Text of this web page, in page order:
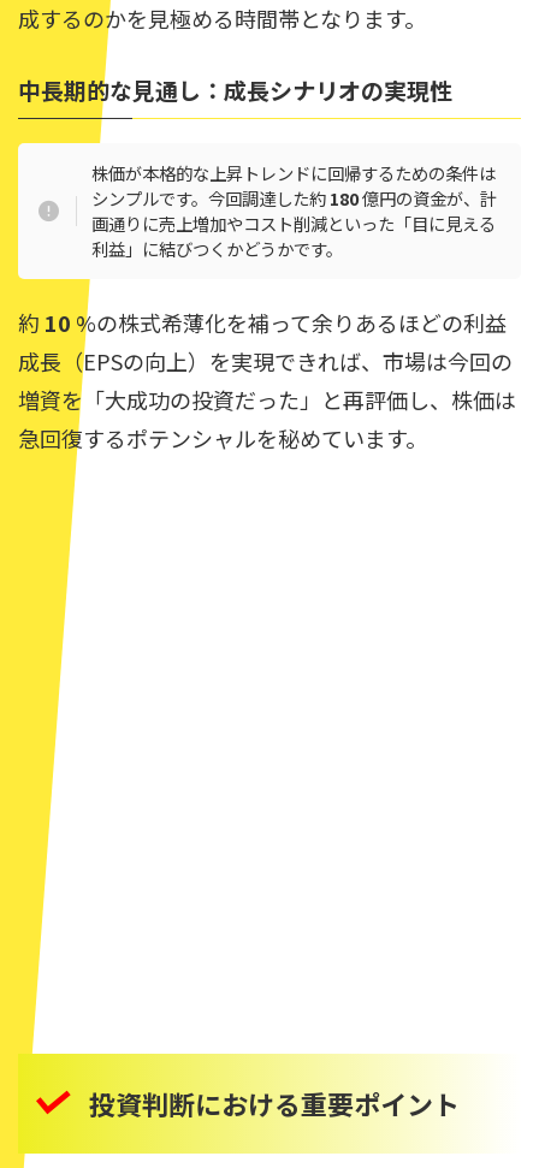
成するのかを見極める時間帯となります。
中長期的な見通し：成長シナリオの実現性
株価が本格的な上昇トレンドに回帰するための条件は
シンプルです。今回調達した約180億円の資金が、計
画通りに売上増加やコスト削減といった「目に見える
利益」に結びつくかどうかです。
約 10 %の株式希薄化を補って余りあるほどの利益
成長（EPSの向上）を実現できれば、市場は今回の
増資を「大成功の投資だった」と再評価し、株価は
急回復するポテンシャルを秘めています。
投資判断における重要ポイント